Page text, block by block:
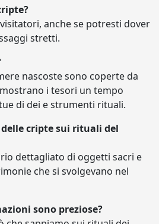
anche se potresti dover
stretti.
nascoste sono coperte da
i tesori un tempo
di dei e strumenti rituali.
cripte sui rituali del
dettagliato di oggetti sacri e
che si svolgevano nel
sono preziose?